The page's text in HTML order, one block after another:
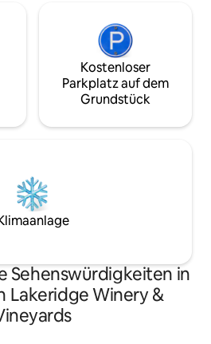
Kostenloser
Parkplatz auf dem
Grundstück
Sehenswürdigkeiten in
Lakeridge Winery &